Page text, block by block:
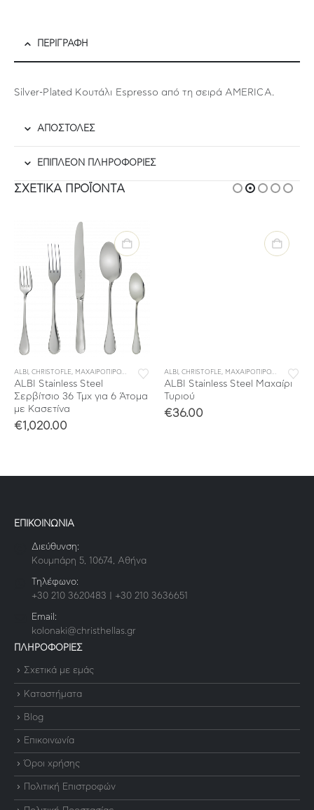
ΠΕΡΙΓΡΑΦΉ
Silver-Plated Κουτάλι Espresso από τη σειρά AMERICA.
ΑΠΟΣΤΟΛΕΣ
ΕΠΙΠΛΈΟΝ ΠΛΗΡΟΦΟΡΊΕΣ
ΣΧΕΤΙΚΆ ΠΡΟΪΌΝΤΑ
,ΣΥΛΛΟΓΕΣ
ALBI , CHRISTOFLE, ΜΑΧΑΙΡΟΠΙΡΟΥΝΑ ΣΕΤ ΜΑΧΑΙΡΟΠΙΡΟΥΝΑ,ΣΥΛΛΟΓΕΣ
ALBI Stainless Steel
Σερβίτσιο 36 Τμχ για 6 Άτομα
με Κασετίνα
€1,020.00
ALBI , CHRISTOFLE, ΜΑΧΑΙΡΟΠΙΡΟΥΝΑ
ALBI Stainless Steel Mαχαίρι
Τυριού
€36.00
ΕΠΙΚΟΙΝΩΝΙΑ
Διεύθυνση:
Κουμπάρη 5, 10674, Αθήνα
Τηλέφωνο:
+30 210 3620483 | +30 210 3636651
Email:
kolonaki@christhellas.gr
ΠΛΗΡΟΦΟΡΙΕΣ
Σχετικά με εμάς
Καταστήματα
Blog
Επικοινωνία
Όροι χρήσης
Πολιτική Επιστροφών